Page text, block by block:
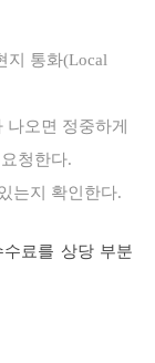
지 통화(Local
오면 정중하게
청한다.
는지 확인한다.
료를 상당 부분